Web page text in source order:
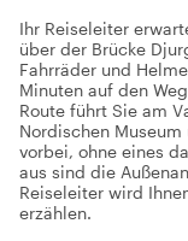
Ihr Reiseleiter
über der Brücke
Fahrräder und
Minuten auf den
Route führt Sie am
Nordischen
vorbei, ohne eines
aus sind die
Reiseleiter wird
erzählen.